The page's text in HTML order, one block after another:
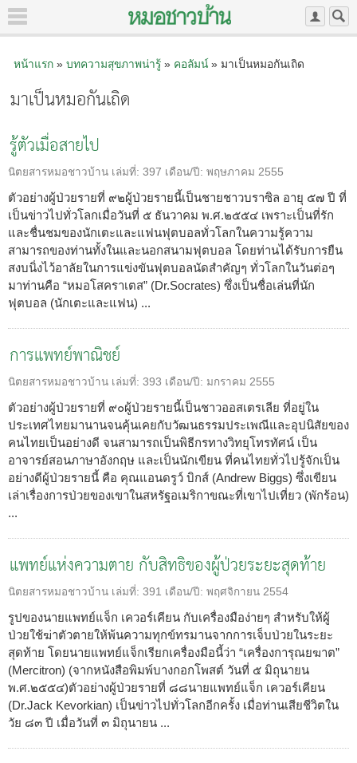
หน้าแรก» บทความสุขภาพน่ารู้» คอลัมน์» มาเป็นหมอกันเถิด
มาเป็นหมอกันเถิด
รู้ตัวเมื่อสายไป
นิตยสารหมอชาวบ้าน เล่มที่: 397 เดือน/ปี: พฤษภาคม 2555
ตัวอย่างผู้ป่วยรายที่ ๙๒ผู้ป่วยรายนี้เป็นชายชาวบราซิล อายุ ๕๗ ปี ที่
เป็นข่าวไปทั่วโลกเมื่อวันที่ ๕ ธันวาคม พ.ศ.๒๕๕๔ เพราะเป็นที่รัก
และชื่นชมของนักเตะและแฟนฟุตบอลทั่วโลกในความรู้ความ
สามารถของท่านทั้งในและนอกสนามฟุตบอล โดยท่านได้รับการยืน
สงบนิ่งไว้อาลัยในการแข่งขันฟุตบอลนัดสำคัญๆ ทั่วโลกในวันต่อๆ
มาท่านคือ “หมอโสคราเตส” (Dr.Socrates) ซึ่งเป็นชื่อเล่นที่นัก
ฟุตบอล (นักเตะและแฟน) ...
การแพทย์พาณิชย์
นิตยสารหมอชาวบ้าน เล่มที่: 393 เดือน/ปี: มกราคม 2555
ตัวอย่างผู้ป่วยรายที่ ๙๐ผู้ป่วยรายนี้เป็นชาวออสเตรเลีย ที่อยู่ใน
ประเทศไทยมานานจนคุ้นเคยกับวัฒนธรรมประเพณีและอุปนิสัยของ
คนไทยเป็นอย่างดี จนสามารถเป็นพิธีกรทางวิทยุโทรทัศน์ เป็น
อาจารย์สอนภาษาอังกฤษ และเป็นนักเขียน ที่คนไทยทั่วไปรู้จักเป็น
อย่างดีผู้ป่วยรายนี้ คือ คุณแอนดรูว์ บิกส์ (Andrew Biggs) ซึ่งเขียน
เล่าเรื่องการป่วยของเขาในสหรัฐอเมริกาขณะที่เขาไปเที่ยว (พักร้อน)
...
แพทย์แห่งความตาย กับสิทธิของผู้ป่วยระยะสุดท้าย
นิตยสารหมอชาวบ้าน เล่มที่: 391 เดือน/ปี: พฤศจิกายน 2554
รูปของนายแพทย์แจ็ก เควอร์เคียน กับเครื่องมือง่ายๆ สำหรับให้ผู้
ป่วยใช้ฆ่าตัวตายให้พ้นความทุกข์ทรมานจากการเจ็บป่วยในระยะ
สุดท้าย โดยนายแพทย์แจ็กเรียกเครื่องมือนี้ว่า “เครื่องการุณยฆาต”
(Mercitron) (จากหนังสือพิมพ์บางกอกโพสต์ วันที่ ๕ มิถุนายน
พ.ศ.๒๕๕๔)ตัวอย่างผู้ป่วยรายที่ ๘๘นายแพทย์แจ็ก เควอร์เคียน
(Dr.Jack Kevorkian) เป็นข่าวไปทั่วโลกอีกครั้ง เมื่อท่านเสียชีวิตใน
วัย ๘๓ ปี เมื่อวันที่ ๓ มิถุนายน ...